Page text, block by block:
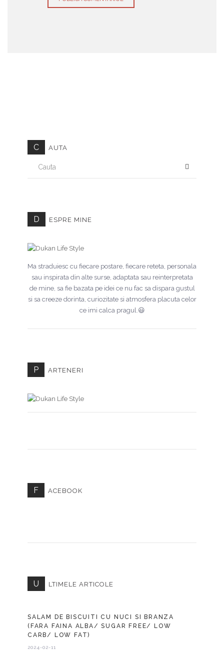
C AUTA
D ESPRE MINE
Ma straduiesc cu fiecare postare, fiecare reteta, personala
sau inspirata din alte surse, adaptata sau reinterpretata
de mine, sa fie bazata pe idei ce nu fac sa dispara gustul
si sa creeze dorinta, curiozitate si atmosfera placuta celor
ce imi calca pragul.😃
P ARTENERI
F ACEBOOK
U LTIMELE ARTICOLE
SALAM DE BISCUITI CU NUCI SI BRANZA
(FARA FAINA ALBA/ SUGAR FREE/ LOW
CARB/ LOW FAT)
2024-02-11